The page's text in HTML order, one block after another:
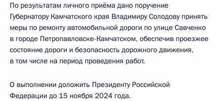
По результатам личного приёма дано поручение
Губернатору Камчатского края Владимиру Солодову принять
меры по ремонту автомобильной дороги по улице Савченко
в городе Петропавловске-Камчатском, обеспечив проезжее
состояние дороги и безопасность дорожного движения,
в том числе на период проведения работ.
О выполнении доложить Президенту Российской
Федерации до 15 ноября 2024 года.